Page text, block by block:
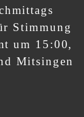
Stimmung
um 15:00,
Mitsingen